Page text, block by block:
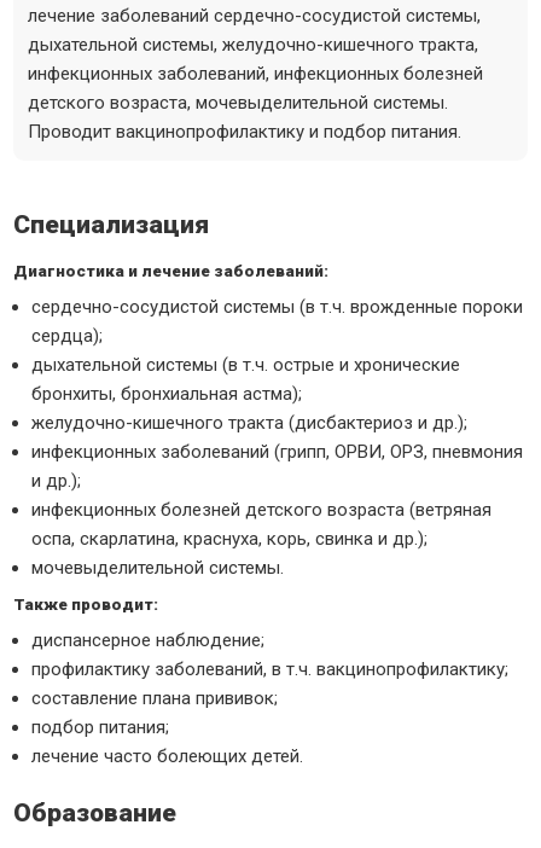
лечение заболеваний сердечно-сосудистой системы,
дыхательной системы, желудочно-кишечного тракта,
инфекционных заболеваний, инфекционных болезней
детского возраста, мочевыделительной системы.
Проводит вакцинопрофилактику и подбор питания.
Специализация
Диагностика и лечение заболеваний:
сердечно-сосудистой системы (в т.ч. врожденные пороки
сердца);
дыхательной системы (в т.ч. острые и хронические
бронхиты, бронхиальная астма);
желудочно-кишечного тракта (дисбактериоз и др.);
инфекционных заболеваний (грипп, ОРВИ, ОРЗ, пневмония
и др.);
инфекционных болезней детского возраста (ветряная
оспа, скарлатина, краснуха, корь, свинка и др.);
мочевыделительной системы.
Также проводит:
диспансерное наблюдение;
профилактику заболеваний, в т.ч. вакцинопрофилактику;
составление плана прививок;
подбор питания;
лечение часто болеющих детей.
Образование